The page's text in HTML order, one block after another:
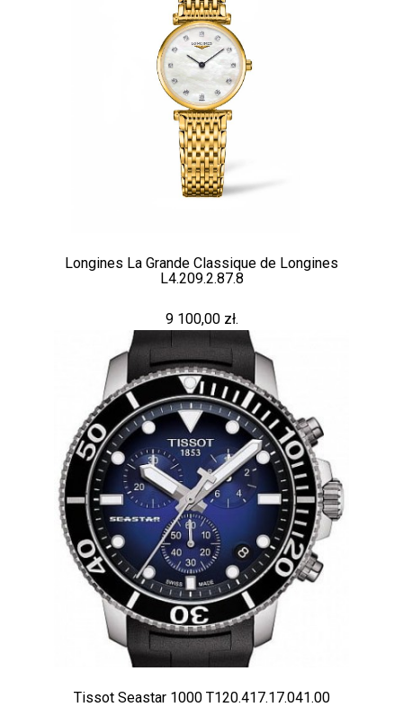
Longines La Grande Classique de Longines
L4.209.2.87.8
9 100,00 zł.
Tissot Seastar 1000 T120.417.17.041.00